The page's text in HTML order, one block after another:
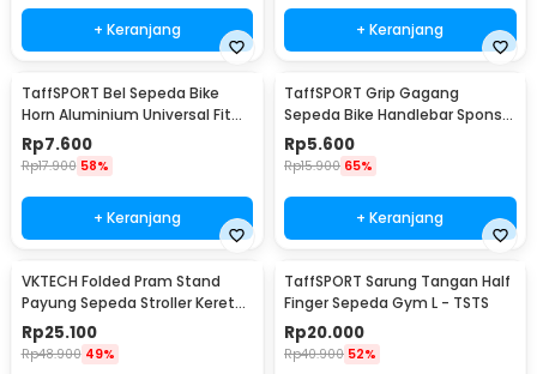
+ Keranjang + Keranjang
TaffSPORT Bel Sepeda Bike
Horn Aluminium Universal Fit
85dB - CL-6
Rp7.600
Rp17.900 58%
+ Keranjang
TaffSPORT Grip Gagang
Sepeda Bike Handlebar Spons
Grip 1 Pair - GH-081H
Rp5.600
Rp15.900 65%
+ Keranjang
VKTECH Folded Pram Stand
Payung Sepeda Stroller Kereta
Bayi - LS4G
Rp25.100
Rp48.900 49%
TaffSPORT Sarung Tangan Half
Finger Sepeda Gym L - TSTS
Rp20.000
Rp40.900 52%